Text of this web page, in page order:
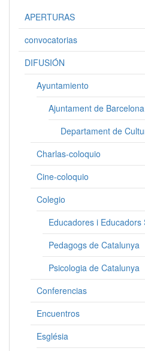
APERTURAS
convocatorias
DIFUSIÓN
Ayuntamiento
Ajuntament de Barcelona
Departament de
Charlas-coloquio
Cine-coloquio
Colegio
Educadores i
Pedagogs de Catalunya
Psicologia de Catalunya
Conferencias
Encuentros
Església